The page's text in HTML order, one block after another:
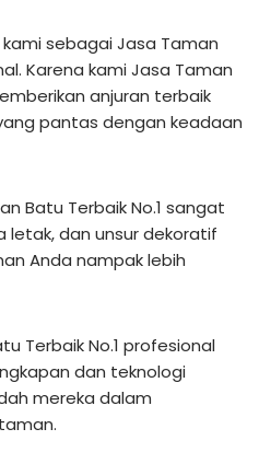
sebagai Jasa Taman
Karena kami Jasa Taman
anjuran terbaik
pantas dengan keadaan
Batu Terbaik No.1 sangat
dan unsur dekoratif
Anda nampak lebih
Terbaik No.1 profesional
dan teknologi
mereka dalam